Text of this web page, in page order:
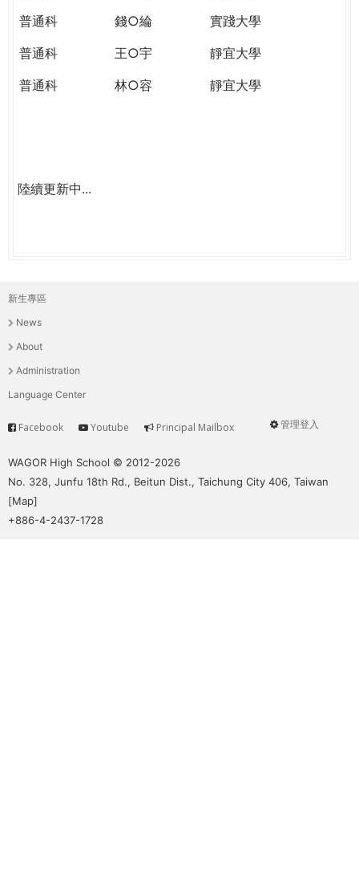
普通科
錢○綸
實踐大學
普通科
王○宇
靜宜大學
普通科
林○容 靜宜大學
陸續更新中...
主
選
單
新生專區
News
About
Administration
Language Center
User
管理登入
Service
Facebook Youtube Principal Mailbox
WAGOR High School © 2012-2026
No. 328, Junfu 18th Rd., Beitun Dist., Taichung City 406, Taiwan
[Map]
+886-4-2437-1728